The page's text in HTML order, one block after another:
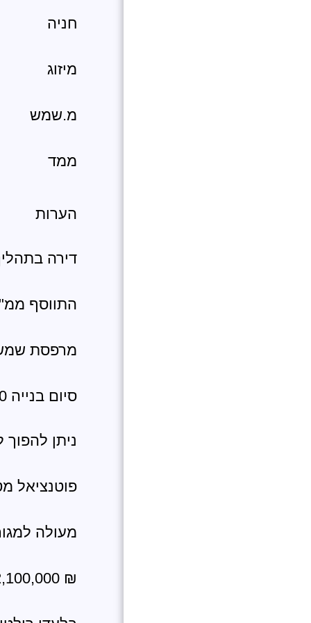
חניה
מיזוג
מ.שמש
ממד
הערות
דירה
התווסף
מרפסת
סיום בנייה 10 חודשים
ניתן להפוך לדירת 5 חדרים לפי
פוטנציאל
מעולה
₪ 2,100,000